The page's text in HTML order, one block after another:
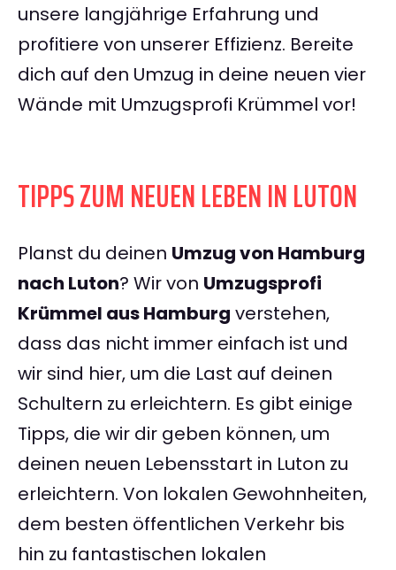
unsere langjährige Erfahrung und
profitiere von unserer Effizienz. Bereite
dich auf den Umzug in deine neuen vier
Wände mit Umzugsprofi Krümmel vor!
TIPPS ZUM NEUEN LEBEN IN LUTON
Planst du deinen Umzug von Hamburg
nach Luton? Wir von Umzugsprofi
Krümmel aus Hamburg verstehen,
dass das nicht immer einfach ist und
wir sind hier, um die Last auf deinen
Schultern zu erleichtern. Es gibt einige
Tipps, die wir dir geben können, um
deinen neuen Lebensstart in Luton zu
erleichtern. Von lokalen Gewohnheiten,
dem besten öffentlichen Verkehr bis
hin zu fantastischen lokalen